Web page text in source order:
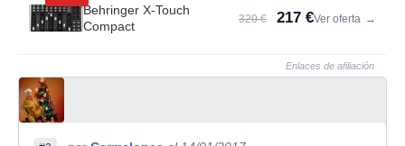
Behringer X-Touch
Compact
320 € 217 €Ver oferta →
Enlaces de afiliación